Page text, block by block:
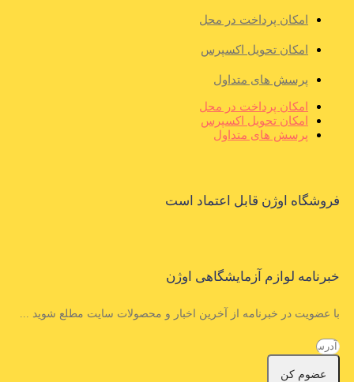
امکان پرداخت در محل
امکان تحویل اکسپرس
پرسش های متداول
امکان پرداخت در محل
امکان تحویل اکسپرس
پرسش های متداول
فروشگاه اوژن قابل اعتماد است
خبرنامه لوازم آزمایشگاهی اوژن
با عضویت در خبرنامه از آخرین اخبار و محصولات سایت مطلع شوید ...
عضوم کن